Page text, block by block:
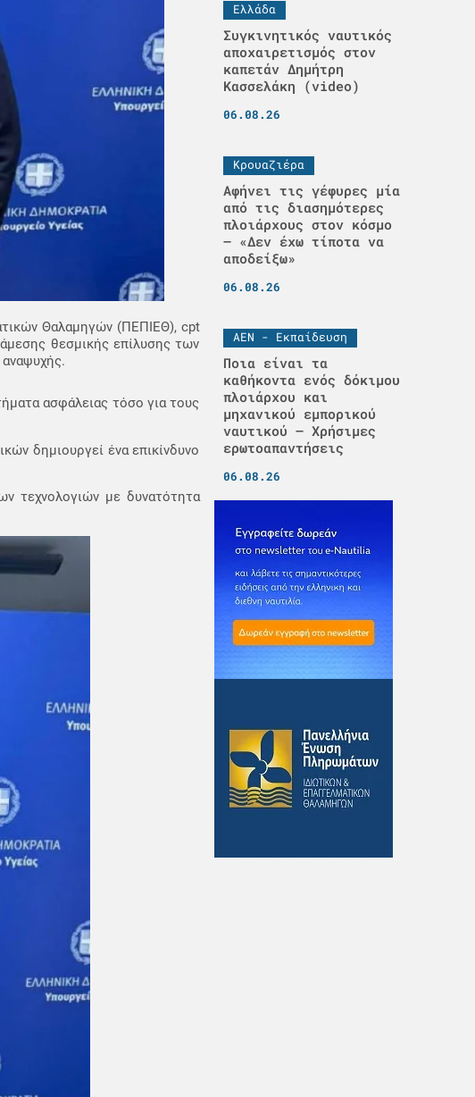
Θαλαμηγών (ΠΕΠΙΕΘ), cpt
θεσμικής επίλυσης των
ασφάλειας τόσο για τους
δημιουργεί ένα επικίνδυνο
τεχνολογιών με δυνατότητα
Ελλάδα
Συγκινητικός ναυτικός
αποχαιρετισμός στον
καπετάν Δημήτρη
Κασσελάκη (video)
06.08.26
Κρουαζιέρα
Αφήνει τις γέφυρες μία
από τις διασημότερες
πλοιάρχους στον κόσμο
– «Δεν έχω τίποτα να
αποδείξω»
06.08.26
ΑΕΝ - Εκπαίδευση
Ποια είναι τα
καθήκοντα ενός δόκιμου
πλοιάρχου και
μηχανικού εμπορικού
ναυτικού – Χρήσιμες
ερωτοαπαντήσεις
06.08.26